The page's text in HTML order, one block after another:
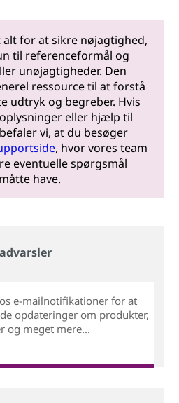
for at sikre nøjagtighed,
til referenceformål og
unøjagtigheder. Den
ressource til at forstå
udtryk og begreber. Hvis
eller hjælp til
vi, at du besøger
, hvor vores team
eventuelle spørgsmål
have.
e-mailnotifikationer for at
opdateringer om produkter,
og meget mere...